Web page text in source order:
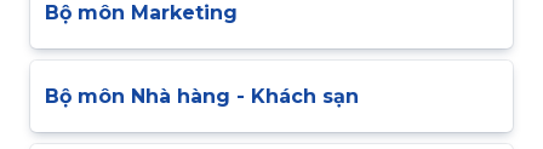
Bộ môn Marketing
Bộ môn Nhà hàng - Khách sạn